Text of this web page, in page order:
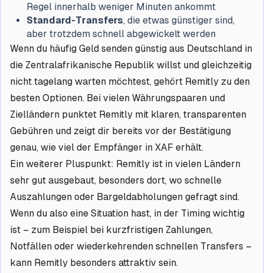
Regel innerhalb weniger Minuten ankommt
Standard-Transfers, die etwas günstiger sind,
aber trotzdem schnell abgewickelt werden
Wenn du häufig Geld senden günstig aus Deutschland in
die Zentralafrikanische Republik willst und gleichzeitig
nicht tagelang warten möchtest, gehört Remitly zu den
besten Optionen. Bei vielen Währungspaaren und
Zielländern punktet Remitly mit klaren, transparenten
Gebühren und zeigt dir bereits vor der Bestätigung
genau, wie viel der Empfänger in XAF erhält.
Ein weiterer Pluspunkt: Remitly ist in vielen Ländern
sehr gut ausgebaut, besonders dort, wo schnelle
Auszahlungen oder Bargeldabholungen gefragt sind.
Wenn du also eine Situation hast, in der Timing wichtig
ist – zum Beispiel bei kurzfristigen Zahlungen,
Notfällen oder wiederkehrenden schnellen Transfers –
kann Remitly besonders attraktiv sein.